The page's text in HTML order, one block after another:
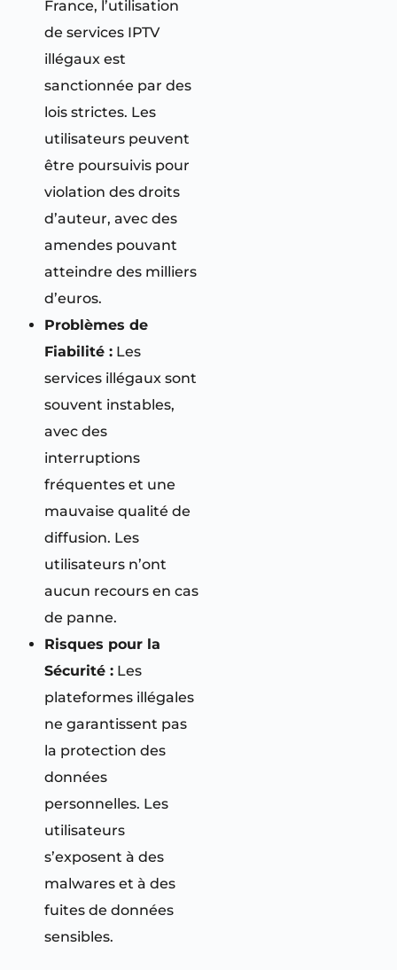
France, l’utilisation
de services IPTV
illégaux est
sanctionnée par des
lois strictes. Les
utilisateurs peuvent
être poursuivis pour
violation des droits
d’auteur, avec des
amendes pouvant
atteindre des milliers
d’euros.
Problèmes de
Fiabilité : Les
services illégaux sont
souvent instables,
avec des
interruptions
fréquentes et une
mauvaise qualité de
diffusion. Les
utilisateurs n’ont
aucun recours en cas
de panne.
Risques pour la
Sécurité : Les
plateformes illégales
ne garantissent pas
la protection des
données
personnelles. Les
utilisateurs
s’exposent à des
malwares et à des
fuites de données
sensibles.